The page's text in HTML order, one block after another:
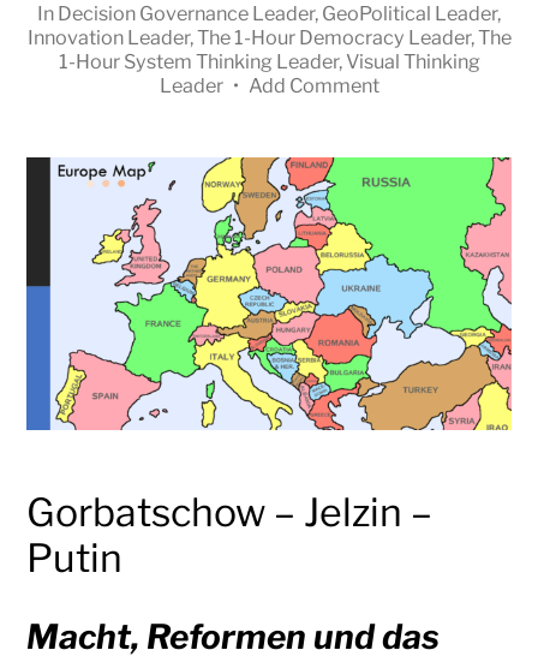
MASTER
In Decision Governance Leader, GeoPolitical Leader,
Innovation Leader,The 1-Hour Democracy Leader,The
1-Hour System Thinking Leader, Visual Thinking
Leader • Add Comment
Gorbatschow – Jelzin –
Putin
Macht, Reformen und das